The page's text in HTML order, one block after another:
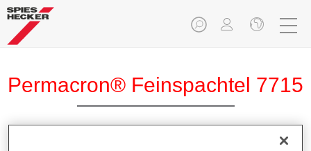
Permacron® Feinspachtel 7715